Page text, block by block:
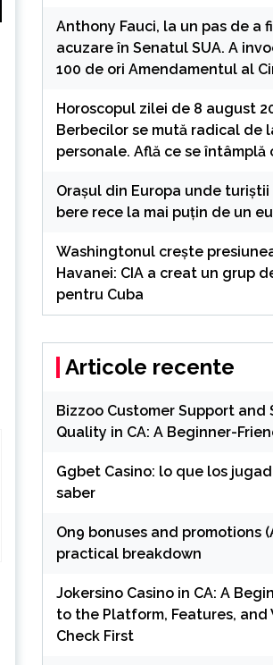
Anthony Fauci, la un pas de a
acuzare în Senatul SUA. A
100 de ori Amendamentul al
Horoscopul zilei de 8 august
Berbecilor se mută radical de
personale. Află ce se întâmplă
Orașul din Europa unde
bere rece la mai puțin de un
Washingtonul creşte
Havanei: CIA a creat un grup
pentru Cuba
Articole recente
Bizzoo Customer Support and
Quality in CA: A Beginner-
Ggbet Casino: lo que los
saber
On9 bonuses and promotions
practical breakdown
Jokersino Casino in CA: A
to the Platform, Features, and
Check First